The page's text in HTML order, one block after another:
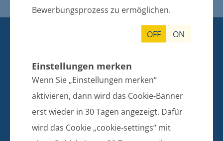
Bewerbungsprozess zu ermöglichen.
OFF ON
Einstellungen merken
Wenn Sie „Einstellungen merken“
aktivieren, dann wird das Cookie-Banner
erst wieder in 30 Tagen angezeigt. Dafür
wird das Cookie „cookie-settings“ mit
Amt Züssow
Dorfstraße 6
17495 Züssow
E-Mail: info@amt-zuessow.de